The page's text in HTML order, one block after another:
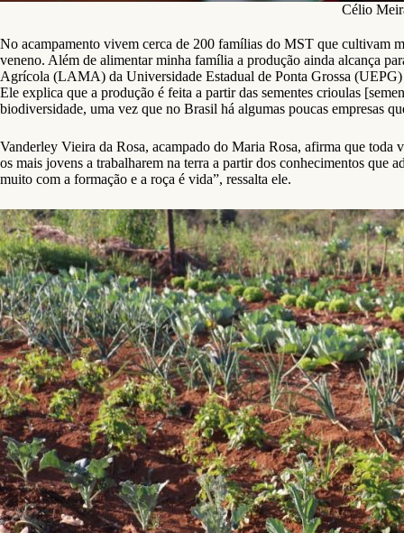
Célio
No acampamento vivem cerca de 200 famílias do MST que cultivam
veneno. Além de alimentar minha família a produção ainda alcança
Agrícola (LAMA) da Universidade Estadual de Ponta Grossa
Ele explica que a produção é feita a partir das sementes crioulas
biodiversidade, uma vez que no Brasil há algumas poucas empresas
Vanderley Vieira da Rosa, acampado do Maria Rosa, afirma que toda
os mais jovens a trabalharem na terra a partir dos conhecimentos
muito com a formação e a roça é vida”, ressalta ele.